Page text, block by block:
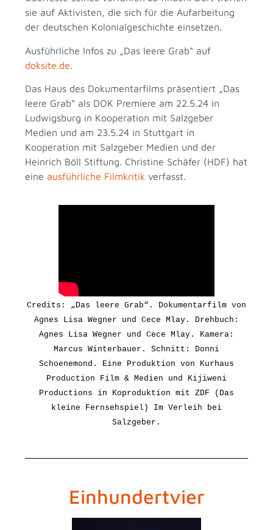
sie auf Aktivisten, die sich für die Aufarbeitung
der deutschen Kolonialgeschichte einsetzen.
Ausführliche Infos zu „Das leere Grab“ auf
doksite.de.
Das Haus des Dokumentarfilms präsentiert „Das
leere Grab“ als DOK Premiere am 22.5.24 in
Ludwigsburg in Kooperation mit Salzgeber
Medien und am 23.5.24 in Stuttgart in
Kooperation mit Salzgeber Medien und der
Heinrich Böll Stiftung. Christine Schäfer (HDF) hat
eine ausführliche Filmkritik verfasst.
Credits: „Das leere Grab“. Dokumentarfilm von
Agnes Lisa Wegner und Cece Mlay. Drehbuch:
Agnes Lisa Wegner und Cece Mlay. Kamera:
Marcus Winterbauer. Schnitt: Donni
Schoenemond. Eine Produktion von Kurhaus
Production Film & Medien und Kijiweni
Productions in Koproduktion mit ZDF (Das
kleine Fernsehspiel)
Im Verleih bei
Salzgeber.
Einhundertvier